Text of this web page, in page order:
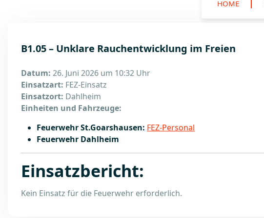
HOME
B1.05 – Unklare Rauchentwicklung im Freien
Datum: 26. Juni 2026 um 10:32 Uhr
Einsatzart: FEZ-Einsatz
Einsatzort: Dahlheim
Einheiten und Fahrzeuge:
Feuerwehr St.Goarshausen: FEZ-Personal
Feuerwehr Dahlheim
Einsatzbericht:
Kein Einsatz für die Feuerwehr erforderlich.